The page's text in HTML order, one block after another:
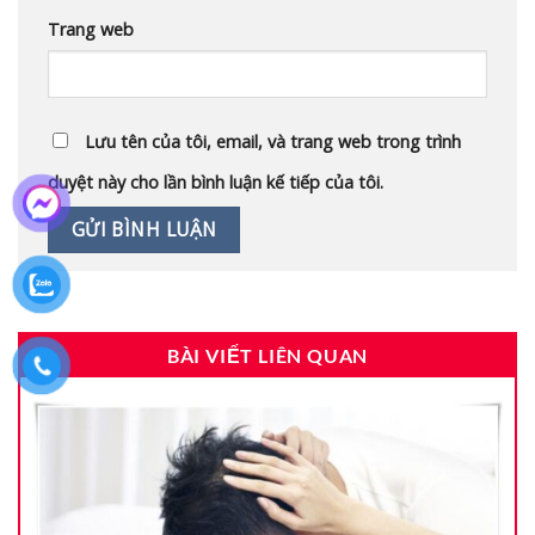
Trang web
Lưu tên của tôi, email, và trang web trong trình
duyệt này cho lần bình luận kế tiếp của tôi.
BÀI VIẾT LIÊN QUAN